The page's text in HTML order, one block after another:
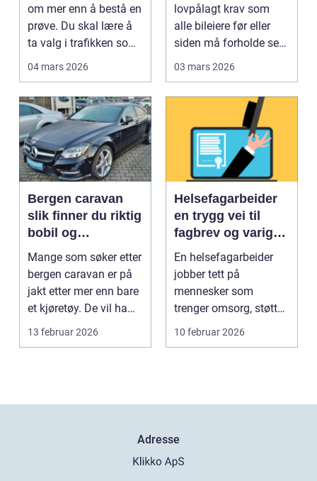
om mer enn å bestå en
prøve. Du skal lære å
ta valg i trafikken som
påvirker ...
04 mars 2026
lovpålagt krav som
alle bileiere før eller
siden må forholde seg
til. For mange bl...
03 mars 2026
Bergen caravan
slik finner du riktig
bobil og
campingvogn på
vestlandet
Mange som søker etter
bergen caravan er på
jakt etter mer enn bare
et kjøretøy. De vil ha
frihet, fl...
13 februar 2026
Helsefagarbeider
en trygg vei til
fagbrev og varig
jobb
En helsefagarbeider
jobber tett på
mennesker som
trenger omsorg, støtte
og helsehjelp i
10 februar 2026
Adresse